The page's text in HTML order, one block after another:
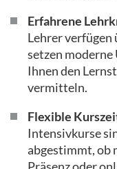
Erfahrene
Lehrer verfügen
setzen
Ihnen den
vermitteln.
Flexible
Intensivkurse
abgestimmt, ob